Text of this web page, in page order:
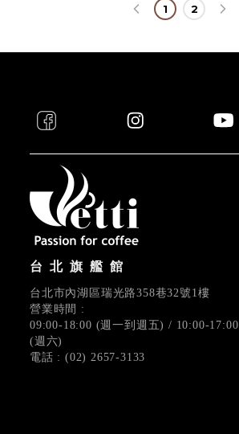
1 2
台北旗艦館
台北市內湖區瑞光路358巷32號1樓
營業時間 :
09:00-18:00 (週一到週五) / 10:00-17:00
(週六)
電話 : (02) 2657-3133